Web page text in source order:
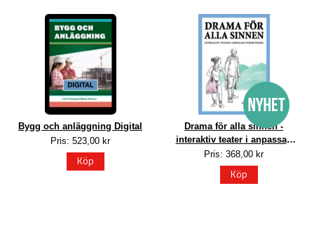
Bygg och anläggning Digital
Pris: 523,00 kr
Köp
Drama för alla sinnen -
interaktiv teater i anpassad
undervisning
Pris: 368,00 kr
Köp